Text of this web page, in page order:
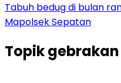
Tabuh bedug di bulan
Mapolsek Sepatan
Topikgebrakan